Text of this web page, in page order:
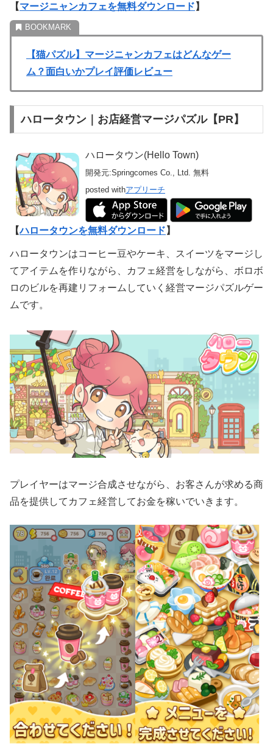
【マージニャンカフェを無料ダウンロード 】
【猫パズル】マージニャンカフェはどんなゲー
ム？面白いかプレイ評価レビュー
ハロータウン｜お店経営マージパズル【PR】
ハロータウン(Hello Town)
開発元:Springcomes Co., Ltd. 無料
posted withアプリーチ
【ハロータウンを無料ダウンロード 】
ハロータウンはコーヒー豆やケーキ、スイーツをマージし
てアイテムを作りながら、カフェ経営をしながら、ボロボ
ロのビルを再建リフォームしていく経営マージパズルゲー
ムです。
プレイヤーはマージ合成させながら、お客さんが求める商
品を提供してカフェ経営してお金を稼いでいきます。